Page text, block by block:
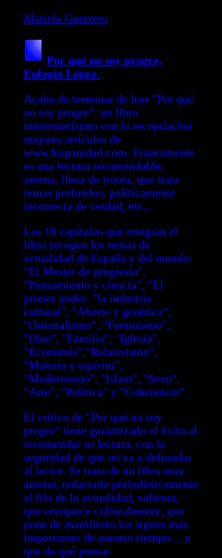
Mariela Guerrero
Por qué no soy progre,
Eulogio López :
Acabo de terminar de leer "Por qué
no soy progre": un libro
interesantísimo con la recopilación
mejores artículos de
www.hispanidad.com. Francamente
es una lectura recomendable,
amena, llena de ironía, que trata
temas profundos, políticamente
incorrecta de verdad, etc...
Los 18 capítulos que integran el
libro recogen los temas de
actualidad de España y del mundo:
"El Mester de progresía",
"Pensamiento y ciencia", "El
primer poder: "la industria
cultural", "Aborto y genética",
"Orientalismo", "Feminismo",
"Dios", "Familia", "Iglesia",
"Economía","Relativismo",
"Materia y espíritu",
"Modernismo", "Islam", "Sexo",
"Arte", "Política" y "Coherencia".
El crítico de "Por qué no soy
progre" tiene garantizado el éxito al
recomendar su lectura, con la
seguridad de que no va a defraudar
al lector. Se trata de un libro muy
ameno, redactado periodísticamente
al filo de la actualidad, valiente,
que enriquece culturalmente, que
pone de manifiesto los signos más
importantes de nuestro tiempo… y
que da qué pensar.